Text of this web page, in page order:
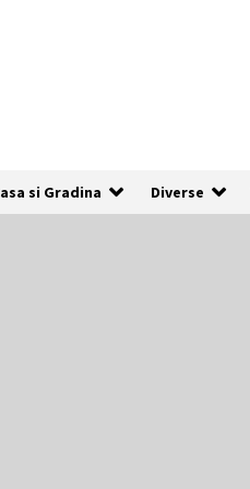
si Gradina Diverse